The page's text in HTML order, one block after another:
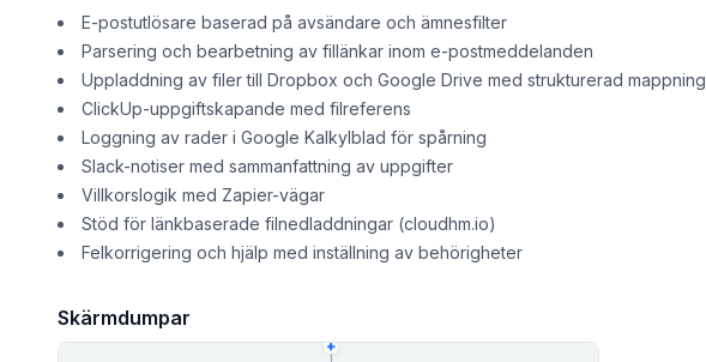
E-postutlösare baserad på avsändare och ämnesfilter
Parsering och bearbetning av fillänkar inom e-postmeddelanden
Uppladdning av filer till Dropbox och Google Drive med strukturerad mappning
ClickUp-uppgiftskapande med filreferens
Loggning av rader i Google Kalkylblad för spårning
Slack-notiser med sammanfattning av uppgifter
Villkorslogik med Zapier-vägar
Stöd för länkbaserade filnedladdningar (cloudhm.io)
Felkorrigering och hjälp med inställning av behörigheter
Skärmdumpar